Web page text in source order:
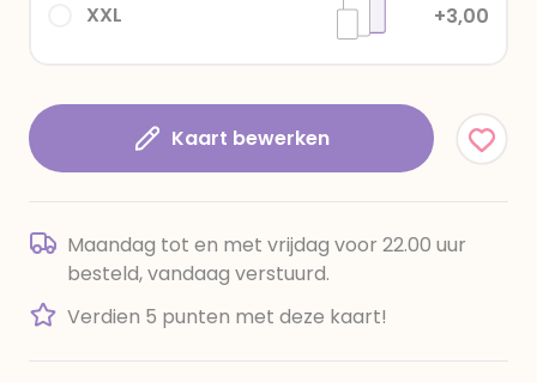
XXL +3,00
Kaart bewerken
Maandag tot en met vrijdag voor 22.00 uur
besteld, vandaag verstuurd.
Verdien 5 punten met deze kaart!